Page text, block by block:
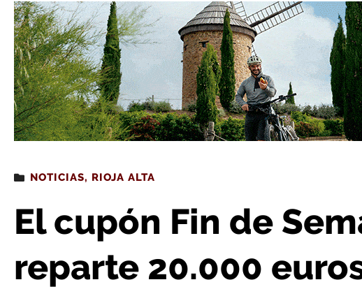
Estás leyendo: El cupón Fin de Semana de la ONCE reparte
NOTICIAS, RIOJA ALTA
El cupón Fin de
reparte 20.000